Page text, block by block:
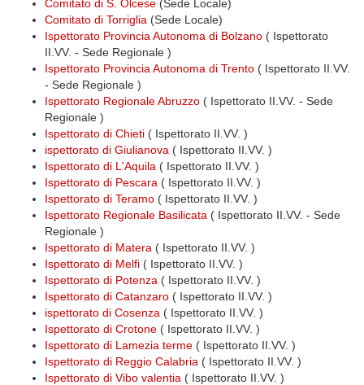
Comitato di S. Olcese (Sede Locale)
Comitato di Torriglia (Sede Locale)
Ispettorato Provincia Autonoma di Bolzano ( Ispettorato
II.VV. - Sede Regionale )
Ispettorato Provincia Autonoma di Trento ( Ispettorato II.VV.
- Sede Regionale )
Ispettorato Regionale Abruzzo ( Ispettorato II.VV. - Sede
Regionale )
Ispettorato di Chieti ( Ispettorato II.VV. )
ispettorato di Giulianova ( Ispettorato II.VV. )
Ispettorato di L'Aquila ( Ispettorato II.VV. )
Ispettorato di Pescara ( Ispettorato II.VV. )
Ispettorato di Teramo ( Ispettorato II.VV. )
Ispettorato Regionale Basilicata ( Ispettorato II.VV. - Sede
Regionale )
Ispettorato di Matera ( Ispettorato II.VV. )
Ispettorato di Melfi ( Ispettorato II.VV. )
Ispettorato di Potenza ( Ispettorato II.VV. )
Ispettorato di Catanzaro ( Ispettorato II.VV. )
ispettorato di Cosenza ( Ispettorato II.VV. )
Ispettorato di Crotone ( Ispettorato II.VV. )
Ispettorato di Lamezia terme ( Ispettorato II.VV. )
Ispettorato di Reggio Calabria ( Ispettorato II.VV. )
Ispettorato di Vibo valentia ( Ispettorato II.VV. )